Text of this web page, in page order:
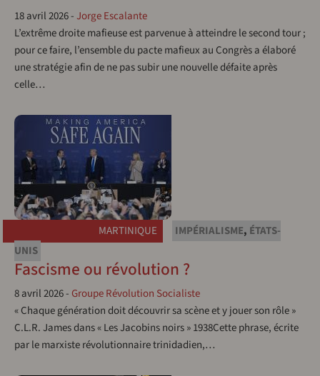
18 avril 2026-Jorge Escalante
L’extrême droite mafieuse est parvenue à atteindre le second tour ;
pour ce faire, l’ensemble du pacte mafieux au Congrès a élaboré
une stratégie afin de ne pas subir une nouvelle défaite après
celle…
MARTINIQUE IMPÉRIALISME, ÉTATS-
UNIS
Fascisme ou révolution ?
8 avril 2026- Groupe Révolution Socialiste
« Chaque génération doit découvrir sa scène et y jouer son rôle »
C.L.R. James dans « Les Jacobins noirs » 1938Cette phrase, écrite
par le marxiste révolutionnaire trinidadien,…